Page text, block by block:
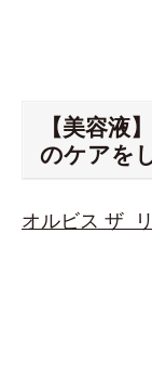
【美容液
のケアを
オルビス ザ